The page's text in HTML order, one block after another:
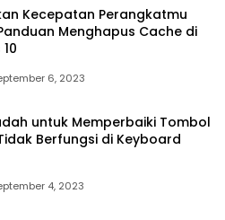
Kecepatan Perangkatmu
Menghapus Cache di
6, 2023
untuk Memperbaiki Tombol
Berfungsi di Keyboard
4, 2023